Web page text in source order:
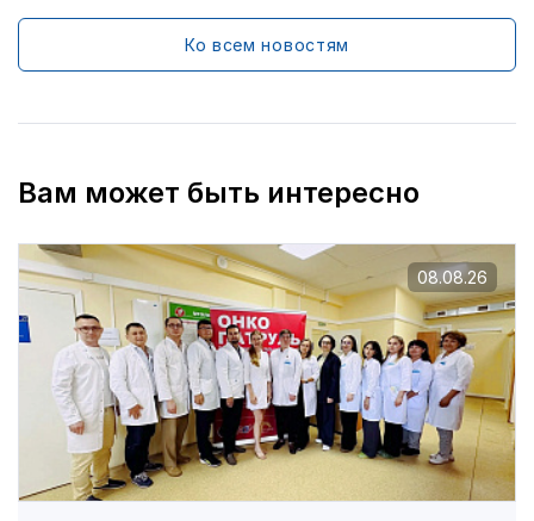
Ко всем новостям
Вам может быть интересно
08.08.26